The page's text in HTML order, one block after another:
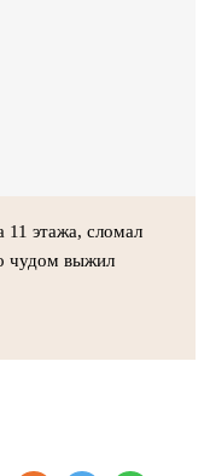
11 этажа, сломал
чудом выжил